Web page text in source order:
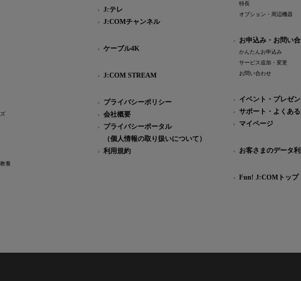
養
J:テレ
J:COMチャンネル
ケーブル4K
J:COM STREAM
プライバシーポリシー
会社概要
プライバシーポータル
（個人情報の取り扱いについて）
利用規約
特長
オプション・周辺機器
お申込み・お問い
かんたんお申込み
サービス追加・変更
お問い合わせ
イベント・プレゼン
サポート・よくあ
マイページ
お客さまのデータ
Fun! J:COMトップ